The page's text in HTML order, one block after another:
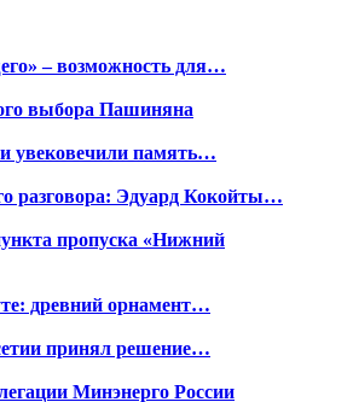
– возможность для…
выбора Пашиняна
увековечили память…
разговора: Эдуард Кокойты…
пропуска «Нижний
древний орнамент…
принял решение…
Минэнерго России